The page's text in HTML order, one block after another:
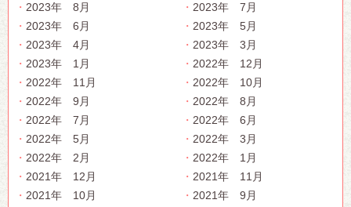
2023年 8月
2023年 7月
2023年 6月
2023年 5月
2023年 4月
2023年 3月
2023年 1月
2022年 12月
2022年 11月
2022年 10月
2022年 9月
2022年 8月
2022年 7月
2022年 6月
2022年 5月
2022年 3月
2022年 2月
2022年 1月
2021年 12月
2021年 11月
2021年 10月
2021年 9月